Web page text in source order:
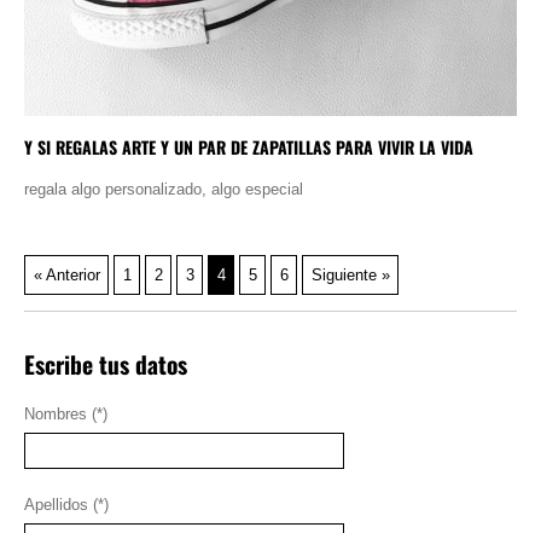
Y SI REGALAS ARTE Y UN PAR DE ZAPATILLAS PARA VIVIR LA VIDA
regala algo personalizado, algo especial
« Anterior 1 2 3 4 5 6 Siguiente »
Escribe tus datos
Nombres (*)
Apellidos (*)